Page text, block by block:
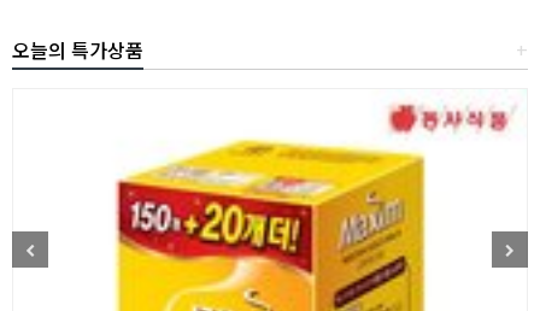
+
오늘의 특가상품